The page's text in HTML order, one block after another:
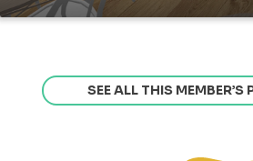
SEE ALL THIS MEMBER’S